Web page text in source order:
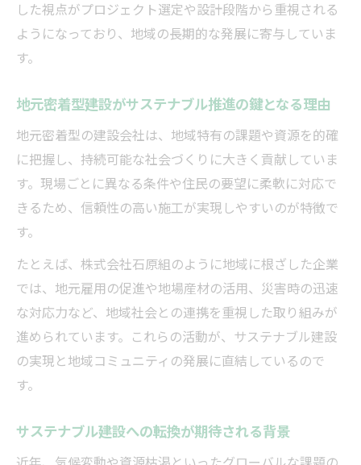
き
今注目の建設業界サステナブル推進事例を
紹介
選ばれる建設会社のサステナ実践法
建設会社が実践するサステナブルな取り組
みとは
ト解説
建設業界で選ばれる理由は持続可能性にあ
り
サステナブル建設を実践する企業の共通点
を探る
した視点がプロジェクト選定や設計段階から重視される
ようになっており、地域の長期的な発展に寄与していま
す。
地元密着型建設がサステナブル推進の鍵となる理由
地元密着型の建設会社は、地域特有の課題や資源を的確
に把握し、持続可能な社会づくりに大きく貢献していま
す。現場ごとに異なる条件や住民の要望に柔軟に対応で
きるため、信頼性の高い施工が実現しやすいのが特徴で
す。
たとえば、株式会社石原組のように地域に根ざした企業
では、地元雇用の促進や地場産材の活用、災害時の迅速
な対応力など、地域社会との連携を重視した取り組みが
進められています。これらの活動が、サステナブル建設
の実現と地域コミュニティの発展に直結しているので
す。
サステナブル建設への転換が期待される背景